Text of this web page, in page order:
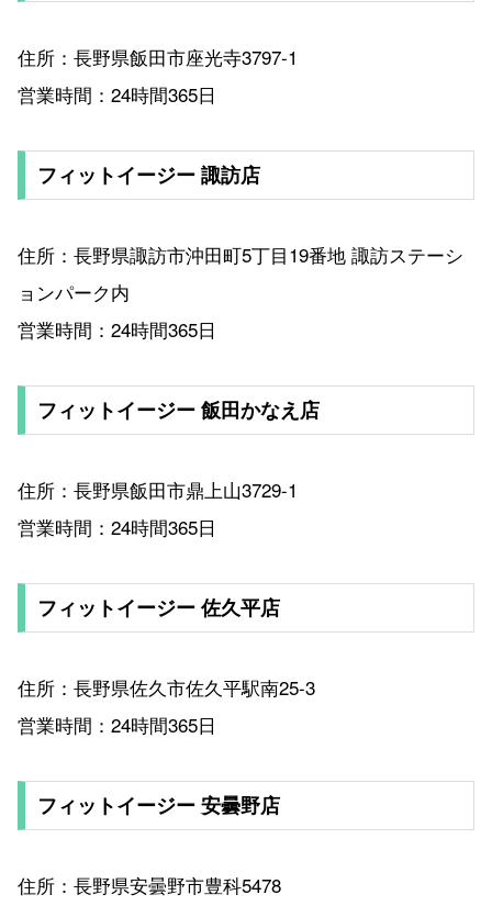
住所：長野県飯田市座光寺3797-1
営業時間：24時間365日
フィットイージー 諏訪店
住所：長野県諏訪市沖田町5丁目19番地 諏訪ステーシ
ョンパーク内
営業時間：24時間365日
フィットイージー 飯田かなえ店
住所：長野県飯田市鼎上山3729-1
営業時間：24時間365日
フィットイージー 佐久平店
住所：長野県佐久市佐久平駅南25-3
営業時間：24時間365日
フィットイージー 安曇野店
住所：長野県安曇野市豊科5478